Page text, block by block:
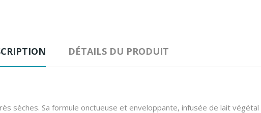
DÉTAILS DU PRODUIT
sèches. Sa formule onctueuse et enveloppante, infusée de lait